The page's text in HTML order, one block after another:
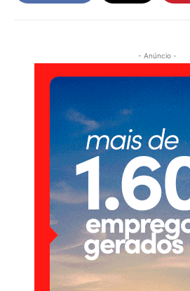
- Anúncio -